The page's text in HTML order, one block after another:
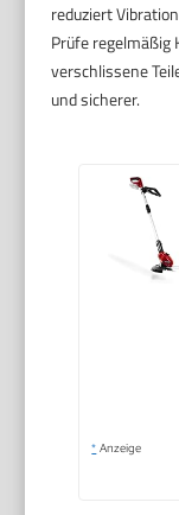
reduziert
Prüfe regelmäßig
verschlissene
und sicherer.
* Anzeige